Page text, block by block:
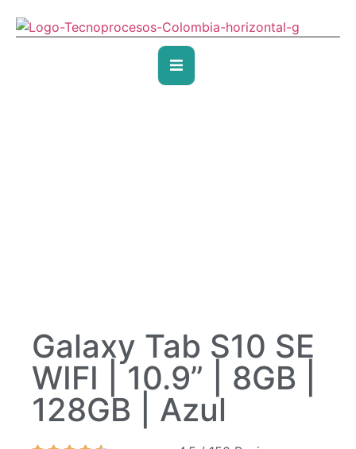
Galaxy Tab S10 SE
WIFI | 10.9” | 8GB |
128GB | Azul